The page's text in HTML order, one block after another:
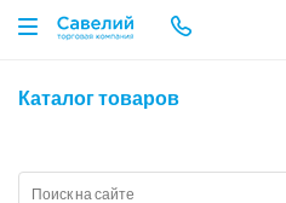
Каталог товаров